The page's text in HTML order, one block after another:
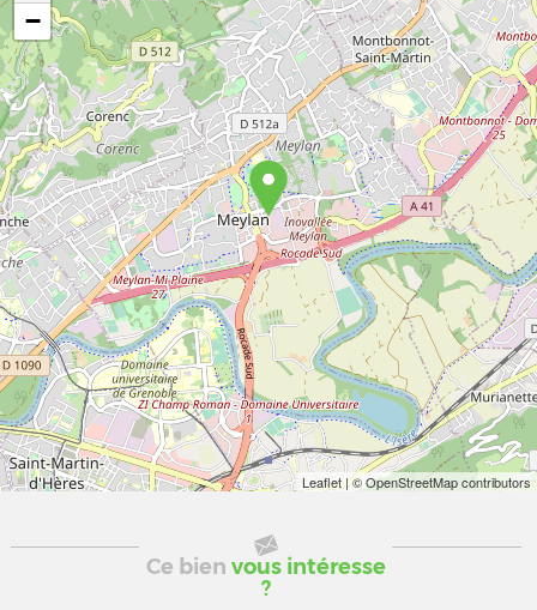
−
Leaflet| © OpenStreetMap contributors
Ce bien vous intéresse
?